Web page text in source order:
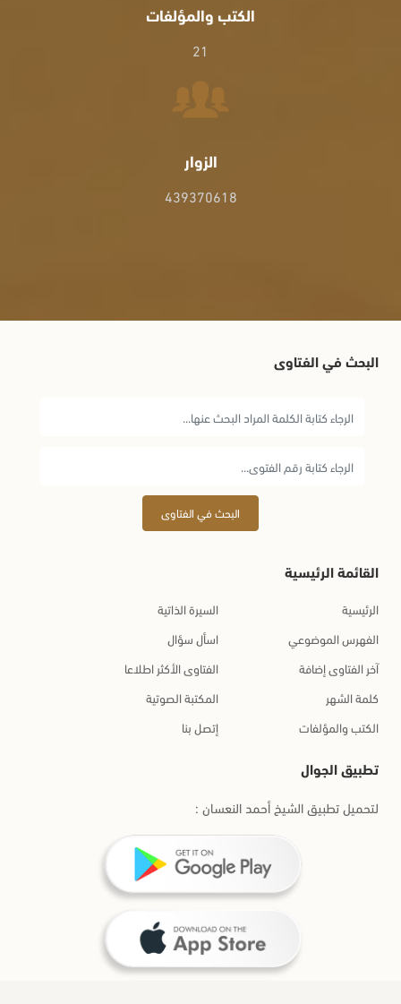
الكتب والمؤلفات
21
الزوار
439370618
البحث في الفتاوى
البحث في الفتاوى
القائمة الرئيسية
الرئيسية
السيرة الذاتية
الفهرس الموضوعي
اسأل سؤال
آخر الفتاوى إضافة
الفتاوى الأكثر اطلاعا
كلمة الشهر
المكتبة الصوتية
الكتب والمؤلفات
إتصل بنا
تطبيق الجوال
لتحميل تطبيق الشيخ أحمد النعسان :